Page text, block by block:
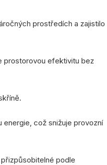
prostředích a zajistilo
prostorovou efektivitu bez
energie, což snižuje provozní
podle